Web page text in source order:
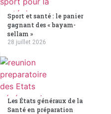
Sport et santé : le panier
gagnant des « bayam-
sellam »
28 juillet 2026
Les États généraux de la
Santé en préparation